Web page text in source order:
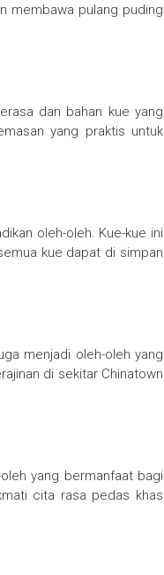
membawa pulang puding
dan bahan kue yang
yang praktis untuk
oleh-oleh. Kue-kue ini
kue dapat di simpan
menjadi oleh-oleh yang
di sekitar Chinatown
yang bermanfaat bagi
cita rasa pedas khas